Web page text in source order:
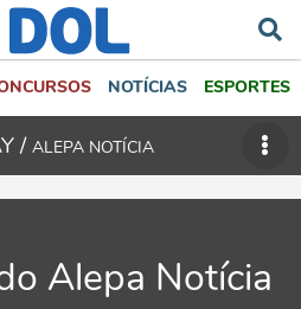
NOTÍCIAS ESPORTES
/ ALEPA NOTÍCIA
Alepa Notícia